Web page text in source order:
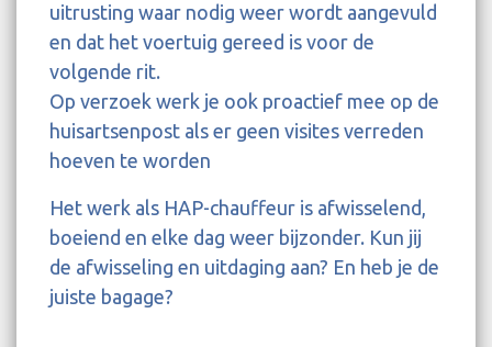
uitrusting waar nodig weer wordt aangevuld
en dat het voertuig gereed is voor de
volgende rit.
Op verzoek werk je ook proactief mee op de
huisartsenpost als er geen visites verreden
hoeven te worden
Het werk als HAP-chauffeur is afwisselend,
boeiend en elke dag weer bijzonder. Kun jij
de afwisseling en uitdaging aan? En heb je de
juiste bagage?